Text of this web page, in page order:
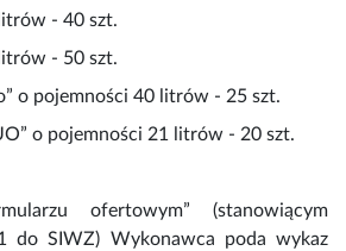
- 40 szt.
- 50 szt.
o pojemności 40 litrów - 25 szt.
o pojemności 21 litrów - 20 szt.
ofertowym” (stanowiącym
do SIWZ) Wykonawca poda wykaz